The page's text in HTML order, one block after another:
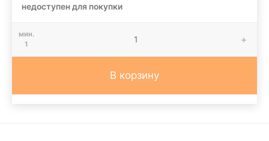
недоступен для покупки
мин.
1
В корзину